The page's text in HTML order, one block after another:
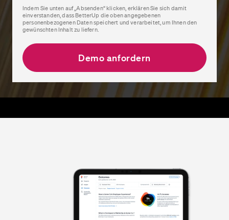
Indem Sie unten auf „Absenden“ klicken, erklären Sie sich damit
einverstanden, dass BetterUp die oben angegebenen
personenbezogenen Daten speichert und verarbeitet, um Ihnen den
gewünschten Inhalt zu liefern.